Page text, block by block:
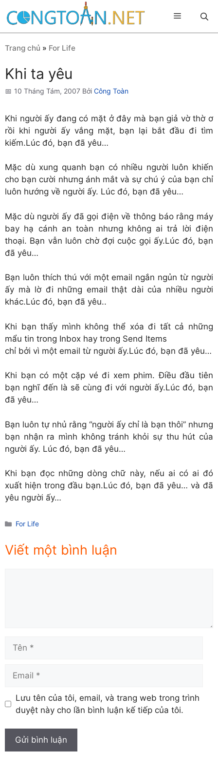
đến
Menu
Trang chủ » For Life
Khi ta yêu
10 Tháng Tám, 2007 Bởi Công Toàn
Khi người ấy đang có mặt ở đây mà bạn giả vờ thờ ơ
rồi khi người ấy vắng mặt, bạn lại bắt đầu đi tìm
kiếm.Lúc đó, bạn đã yêu…
Mặc dù xung quanh bạn có nhiều người luôn khiến
cho bạn cười nhưng ánh mắt và sự chú ý của bạn chỉ
luôn hướng về người ấy. Lúc đó, bạn đã yêu…
Mặc dù người ấy đã gọi điện về thông báo rằng máy
bay hạ cánh an toàn nhưng không ai trả lời điện
thoại. Bạn vẫn luôn chờ đợi cuộc gọi ấy.Lúc đó, bạn
đã yêu…
Bạn luôn thích thú với một email ngắn ngủn từ người
ấy mà lờ đi những email thật dài của nhiều người
khác.Lúc đó, bạn đã yêu..
Khi bạn thấy mình không thể xóa đi tất cả những
mẩu tin trong Inbox hay trong Send Items
chỉ bởi vì một email từ người ấy.Lúc đó, bạn đã yêu…
Khi bạn có một cặp vé đi xem phim. Điều đầu tiên
bạn nghĩ đến là sẽ cùng đi với người ấy.Lúc đó, bạn
đã yêu…
Bạn luôn tự nhủ rằng “người ấy chỉ là bạn thôi” nhưng
bạn nhận ra mình không tránh khỏi sự thu hút của
người ấy. Lúc đó, bạn đã yêu…
Khi bạn đọc những dòng chữ này, nếu ai có ai đó
xuất hiện trong đầu bạn.Lúc đó, bạn đã yêu… và đã
yêu người ấy…
Danh
For Life
Viết một bình luận
Lưu tên của tôi, email, và trang web trong trình
duyệt này cho lần bình luận kế tiếp của tôi.